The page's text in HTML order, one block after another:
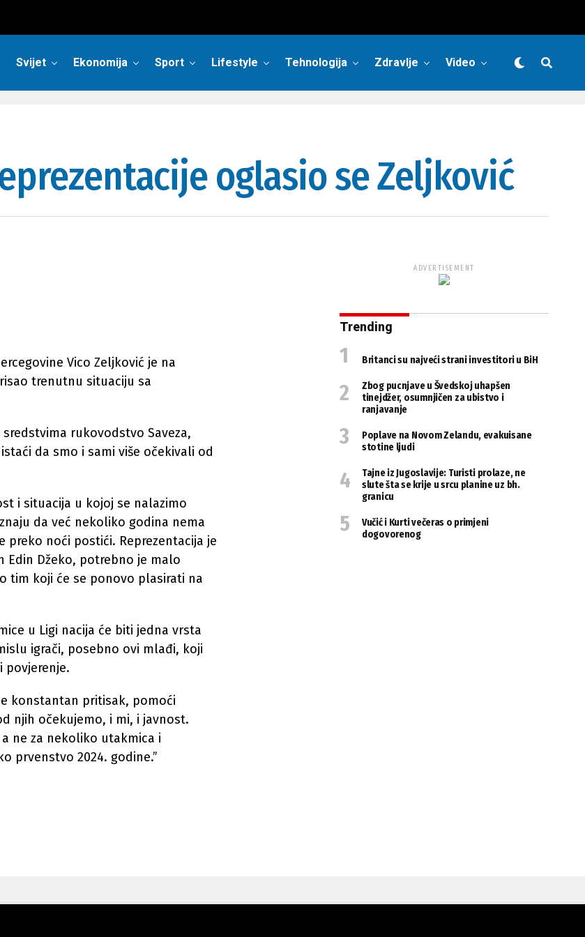
Svijet Ekonomija Sport Lifestyle Tehnologija Zdravlje Video
oglasio se Zeljković
Vico Zeljković je na
trenutnu situaciju sa
rukovodstvo Saveza,
da smo i sami više očekivali od
i situacija u kojoj se nalazimo
da već nekoliko godina nema
noći postići. Reprezentacija je
Edin Džeko, potrebno je malo
tim koji će se ponovo plasirati na
u Ligi nacija će biti jedna vrsta
igrači, posebno ovi mlađi, koji
povjerenje.
konstantan pritisak, pomoći
njih očekujemo, i mi, i javnost.
ne za nekoliko utakmica i
prvenstvo 2024. godine.”
ADVERTISEMENT
Trending
Britanci su najveći strani investitori u BiH
Zbog pucnjave u Švedskoj uhapšen
tinejdžer, osumnjičen za ubistvo i
ranjavanje
Poplave na Novom Zelandu, evakuisane
stotine ljudi
Tajne iz Jugoslavije: Turisti prolaze, ne
slute šta se krije u srcu planine uz bh.
granicu
Vučić i Kurti večeras o primjeni
dogovorenog